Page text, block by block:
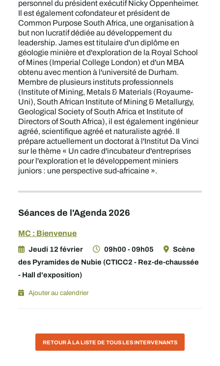
personnel du président exécutif Nicky Oppenheimer.
Il est également cofondateur et président de
Common Purpose South Africa, une organisation à
but non lucratif dédiée au développement du
leadership. James est titulaire d'un diplôme en
géologie minière et d'exploration de la Royal School
of Mines (Imperial College London) et d'un MBA
obtenu avec mention à l'université de Durham.
Membre de plusieurs instituts professionnels
(Institute of Mining, Metals & Materials (Royaume-
Uni), South African Institute of Mining & Metallurgy,
Geological Society of South Africa et Institute of
Directors of South Africa), il est également ingénieur
agréé, scientifique agréé et naturaliste agréé. Il
prépare actuellement un doctorat à l'Institut Da Vinci
sur le thème « Un cadre d'incubateur d'entreprises
pour l'exploration et le développement miniers
juniors : une perspective sud-africaine ».
Séances de l'Agenda 2026
MC : Bienvenue
Jeudi 12 février 09h00 - 09h05
Scène
des Pyramides de Nubie (CTICC2 - Rez-de-chaussée
- Hall d'exposition)
Ajouter au calendrier
RETOUR À LA LISTE DE TOUS LES INTERVENANTS